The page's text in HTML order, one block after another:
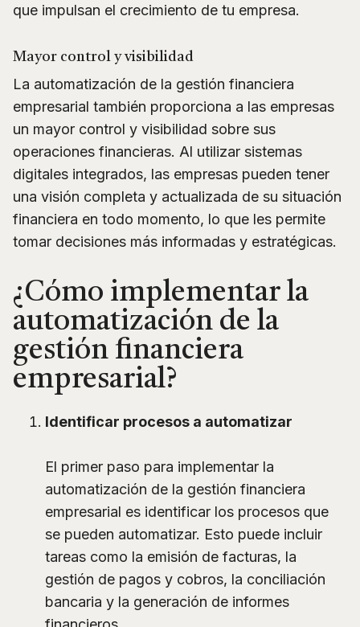
que impulsan el crecimiento de tu empresa.
Mayor control y visibilidad
La automatización de la gestión financiera
empresarial también proporciona a las empresas
un mayor control y visibilidad sobre sus
operaciones financieras. Al utilizar sistemas
digitales integrados, las empresas pueden tener
una visión completa y actualizada de su situación
financiera en todo momento, lo que les permite
tomar decisiones más informadas y estratégicas.
¿Cómo implementar la
automatización de la
gestión financiera
empresarial?
Identificar procesos a automatizar
El primer paso para implementar la
automatización de la gestión financiera
empresarial es identificar los procesos que
se pueden automatizar. Esto puede incluir
tareas como la emisión de facturas, la
gestión de pagos y cobros, la conciliación
bancaria y la generación de informes